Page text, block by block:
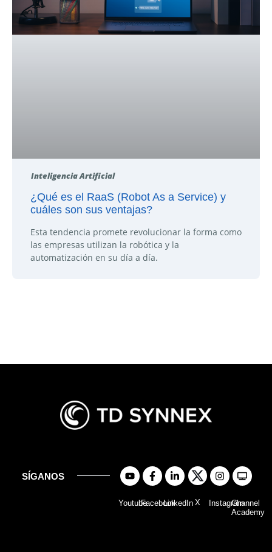
Inteligencia Artificial
¿Qué es el RaaS (Robot As a Service) y
cuáles son sus ventajas?
Esta tendencia promete revolucionar la forma como
las empresas utilizan la robótica y la
automatización en su día a día.
SÍGANOS
YoutubeFacebookLinkedIn X InstagramChannel
Academy